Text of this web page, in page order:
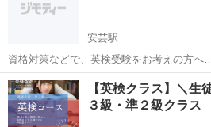
安芸駅
資格対策などで、英検受験をお考えの方へ… 例えば英検３級以上あ
と高校受験の際、内申に有利です。 ２級
に有利となります。 長らく英検、TOEICなど、語学指導経験の長い私
テンポが、懇切丁寧に合格...
高知 安芸市 安芸駅 英検 公
【英検クラス】＼
３級・準２級クラス